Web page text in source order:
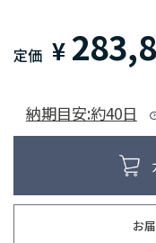
定価 ¥
納期目安:約40日
お